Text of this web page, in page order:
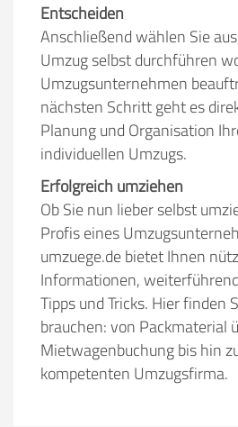
Entscheiden
Anschließend wählen Sie
Umzug selbst durchführen
Umzugsunternehmen
nächsten Schritt geht es
Planung und Organisation
individuellen Umzugs.
Erfolgreich umziehen
Ob Sie nun lieber selbst
Profis eines
umzuege.de bietet Ihnen
Informationen,
Tipps und Tricks. Hier finden
brauchen: von Packmaterial
Mietwagenbuchung bis hin
kompetenten Umzugsfirma.